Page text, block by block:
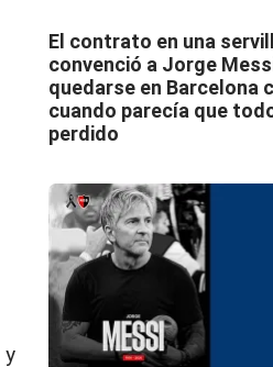
y
El contrato en una
convenció a Jorge
quedarse en Barcelona
cuando parecía que
perdido